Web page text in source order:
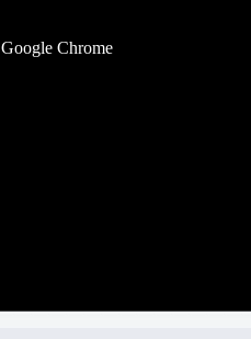
מאת Google Chrome